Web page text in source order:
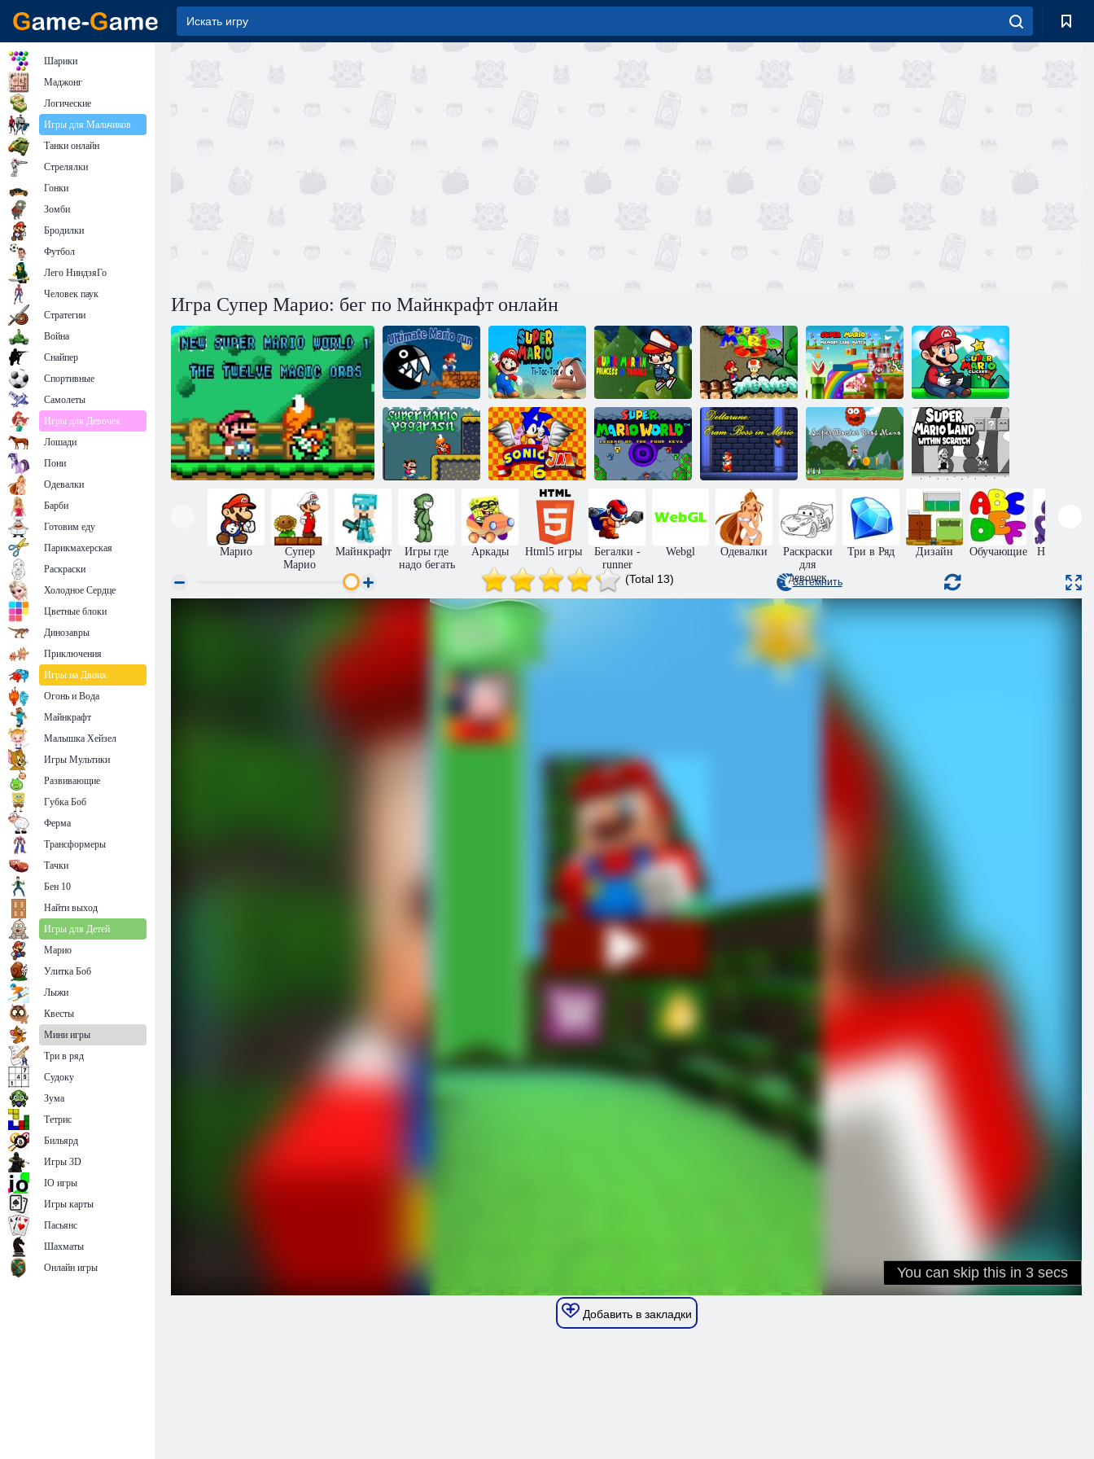
Игра Супер Марио: бег по Майнкрафт онлайн
Марио:
ультимативный
пробег
Супер Марио
Крестики-
нолики
Супер Мартин:
принцесса в
беде
Супер Марио
63
Супер Марио
Матч карт
памяти
Супер Марио
Кликер
Марио
Иггдрасиль
Соник Джем 6
Мир супер
Марио: Легенда
о четырёх
Дельта-руна:
Эрам Босс в
Марио
Супер доктор
брат Мано
Мир супер
Марио: внутри
скетча
Марио
Супер
Марио
Майнкрафт
Игры где
надо бегать
Аркады Html5 игры
Бегалки -
runner
Webgl Одевалки
Раскраски
для
девочек
Три в Ряд Дизайн Обучающие На память
(Total 13) Затемнить
Добавить в закладки
Шарики
Маджонг
Логические
Игры для Мальчиков
Танки онлайн
Стрелялки
Гонки
Зомби
Бродилки
Футбол
Лего НиндзяГо
Человек паук
Стратегии
Война
Снайпер
Спортивные
Самолеты
Игры для Девочек
Лошади
Пони
Одевалки
Барби
Готовим еду
Парикмахерская
Раскраски
Холодное Сердце
Цветные блоки
Динозавры
Приключения
Игры на Двоих
Огонь и Вода
Майнкрафт
Малышка Хейзел
Игры Мультики
Развивающие
Губка Боб
Ферма
Трансформеры
Тачки
Бен 10
Найти выход
Игры для Детей
Марио
Улитка Боб
Лыжи
Квесты
Мини игры
Три в ряд
Судоку
Зума
Тетрис
Бильярд
Игры 3D
IO игры
Игры карты
Пасьянс
Шахматы
Онлайн игры